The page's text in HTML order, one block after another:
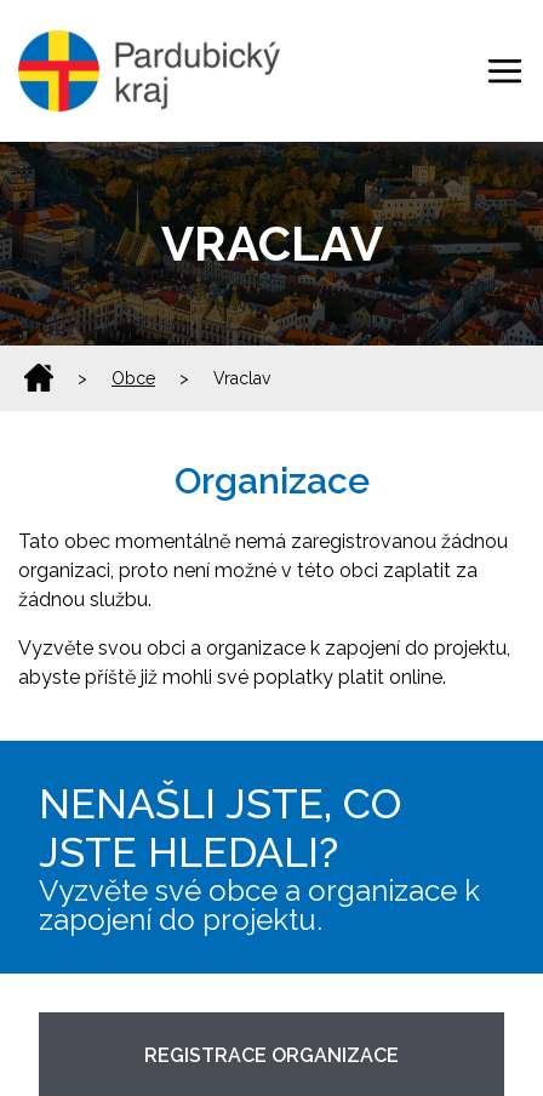
VRACLAV
> Obce > Vraclav
Organizace
Tato obec momentálně nemá zaregistrovanou žádnou
organizaci, proto není možné v této obci zaplatit za
žádnou službu.
Vyzvěte svou obci a organizace k zapojení do projektu,
abyste příště již mohli své poplatky platit online.
NENAŠLI JSTE, CO
JSTE HLEDALI?
Vyzvěte své obce a organizace k
zapojení do projektu.
REGISTRACE ORGANIZACE